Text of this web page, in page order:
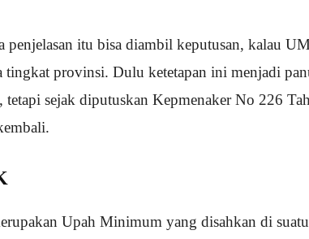
penjelasan itu bisa diambil keputusan, kalau
tingkat provinsi. Dulu ketetapan ini menjadi
tetapi sejak diputuskan Kepmenaker No 226
Upah Minimum yang disahkan di